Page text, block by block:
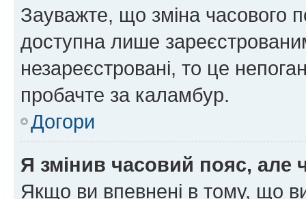
Зауважте, що зміна часового
доступна лише
незареєстровані, то це
пробачте за каламбур.
Догори
Я змінив часовий пояс, але
Якщо ви впевнені в тому, що